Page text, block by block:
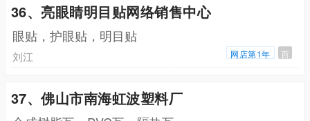
36、亮眼睛明目贴网络销售中心
眼贴，护眼贴，明目贴
刘江 网店第1年 百
37、佛山市南海虹波塑料厂